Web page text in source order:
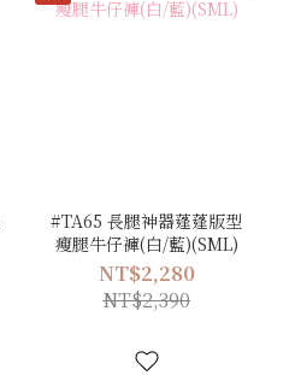
#TA65 長腿神器蓬蓬版型
瘦腿牛仔褲(白/藍)(SML)
NT$2,280
NT$2,390